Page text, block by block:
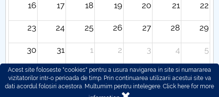
16 17 18 19 20 21 22
23 24 25 26 27 28 29
30 31 1 2 3 4 5
Acest site foloseste "cookies" pentru a usura navigarea in site si numararea
vizitatorilor intr-o perioada de timp. Prin continuarea utilizarii acestui site va
dati acordul folosiri acestora. Multumim pentru intelegere. Click here for more